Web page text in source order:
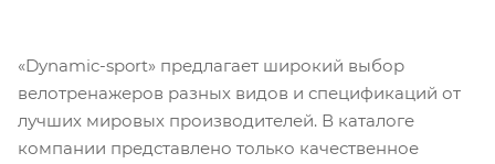
«Dynamic-sport» предлагает широкий выбор
велотренажеров разных видов и спецификаций от
лучших мировых производителей. В каталоге
компании представлено только качественное